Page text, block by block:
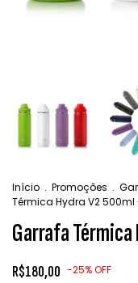
Início . Promoções .
Térmica Hydra V2
Garrafa
R$180,00 -25%OFF